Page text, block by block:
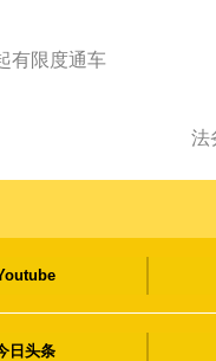
有限度通车
法
日头条